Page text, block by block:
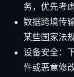
务，优先考
数据跨境传
某些国家法
设备安全：
件或恶意修